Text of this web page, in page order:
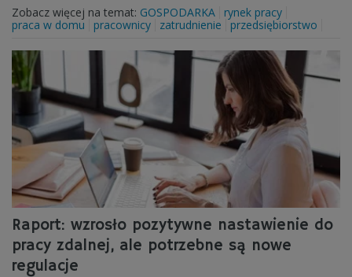
Zobacz więcej na temat: GOSPODARKA
rynek pracy
praca w domu
pracownicy zatrudnienie przedsiębiorstwo
Raport: wzrosło pozytywne nastawienie do
pracy zdalnej, ale potrzebne są nowe
regulacje